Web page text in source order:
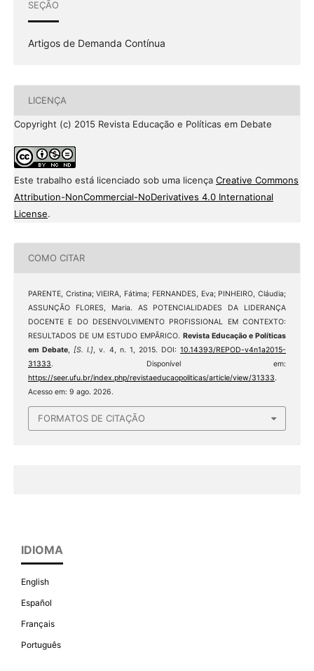
SEÇÃO
Artigos de Demanda Contínua
LICENÇA
Copyright (c) 2015 Revista Educação e Políticas em Debate
Este trabalho está licenciado sob uma licença Creative Commons
Attribution-NonCommercial-NoDerivatives 4.0 International
License.
COMO CITAR
PARENTE, Cristina; VIEIRA, Fátima; FERNANDES, Eva; PINHEIRO, Cláudia;
ASSUNÇÃO FLORES, Maria. AS POTENCIALIDADES DA LIDERANÇA
DOCENTE E DO DESENVOLVIMENTO PROFISSIONAL EM CONTEXTO:
RESULTADOS DE UM ESTUDO EMPÃRICO.Revista Educação e Políticas
em Debate,[S. l.], v. 4, n. 1, 2015. DOI:10.14393/REPOD-v4n1a2015-
31333. Disponível em:
https://seer.ufu.br/index.php/revistaeducaopoliticas/article/view/31333.
Acesso em: 9 ago. 2026.
FORMATOS DE CITAÇÃO
IDIOMA
English
Español
Français
Português